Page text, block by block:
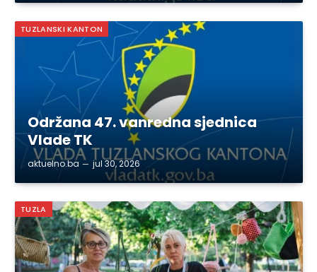
TUZLANSKI KANTON
Održana 47. vanredna sjednica
Vlade TK
aktuelno.ba jul 30, 2026
TUZLA